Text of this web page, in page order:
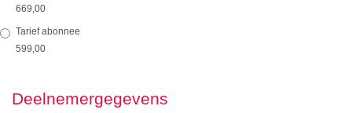
669,00
Tarief abonnee
599,00
Deelnemergegevens